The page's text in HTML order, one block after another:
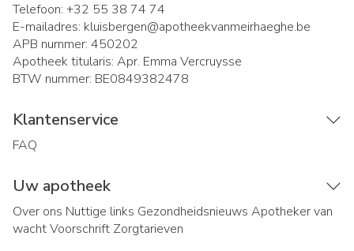
Telefoon: +32 55 38 74 74
E-mailadres: kluisbergen@apotheekvanmeirhaeghe.be
APB nummer: 450202
Apotheek titularis: Apr. Emma Vercruysse
BTW nummer: BE0849382478
Klantenservice
FAQ
Uw apotheek
Over ons Nuttige links Gezondheidsnieuws Apotheker van
wachtVoorschrift Zorgtarieven